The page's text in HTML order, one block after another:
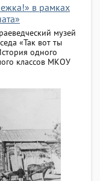
в рамках
музей
«Так вот ты
одного
классов МКОУ